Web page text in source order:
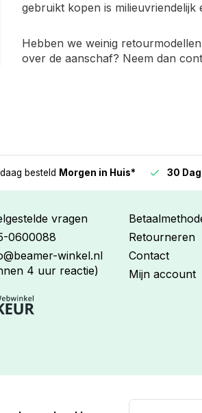
gebruikt kopen is
Hebben we weinig
over de aanschaf? Neem dan
besteld Morgen in Huis* 30
vragen
0600088
winkel.nl
4 uur reactie)
Retourneren
Contact
Mijn account